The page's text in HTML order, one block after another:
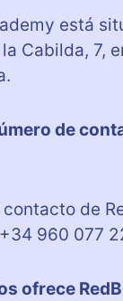
está
Cabilda, 7,
de
de
960 077
ofrece